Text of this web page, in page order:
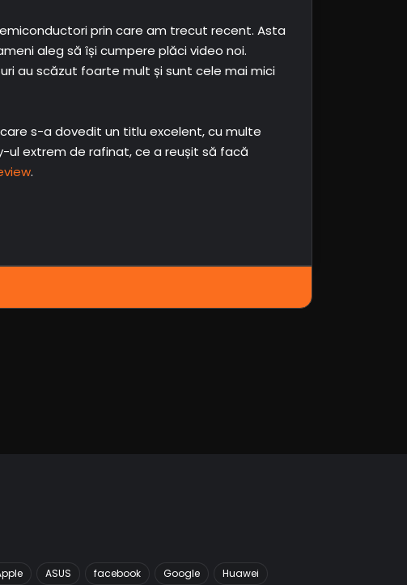
prin care am trecut recent. Asta
aleg să își cumpere plăci video noi.
au scăzut foarte mult și sunt cele mai mici
s-a dovedit un titlu excelent, cu multe
ul extrem de rafinat, ce a reușit să facă
.
ASUS facebook Google Huawei